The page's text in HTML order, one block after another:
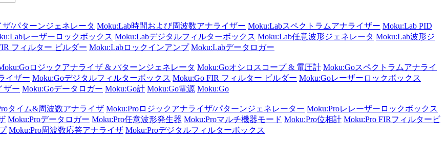
/パターンジェネレータ Moku:Lab時間および周波数アナライザー Moku:Labスペクトラムアナライザー Moku:Lab PID
レーザーロックボックス Moku:Labデジタルフィルターボックス Moku:Lab任意波形ジェネレータ Moku:Lab波形ジ
フィルター ビルダー Moku:Labロックインアンプ Moku:Labデータロガー
ロジックアナライザ & パターンジェネレータ Moku:Goオシロスコープ & 電圧計 Moku:Goスペクトラムアナライ
イザー Moku:Goデジタルフィルターボックス Moku:Go FIR フィルター ビルダー Moku:Goレーザーロックボックス
ザー Moku:Goデータロガー Moku:Go計 Moku:Go電源 Moku:Go
タイム&周波数アナライザ Moku:Proロジックアナライザ/パターンジェネレーター Moku:Proレレーザーロックボックス
Moku:Proデータロガー Moku:Pro任意波形発生器 Moku:Proマルチ機器モード Moku:Pro位相計 Moku:Pro FIRフィルタービ
Moku:Pro周波数応答アナライザ Moku:Proデジタルフィルターボックス